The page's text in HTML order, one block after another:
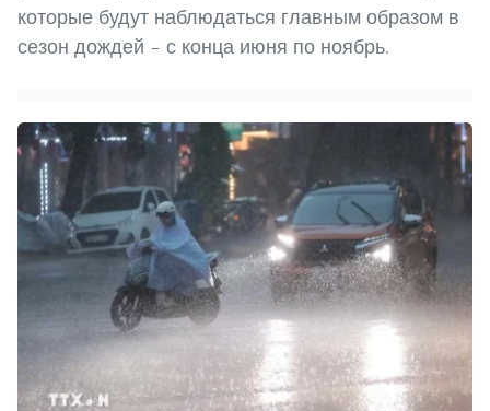
которые будут наблюдаться главным образом в
сезон дождей – с конца июня по ноябрь.